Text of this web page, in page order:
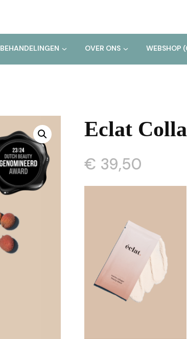
BEHANDELINGEN OVER ONS WEBSHOP
Eclat
€ 39,50